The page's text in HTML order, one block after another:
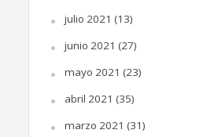
julio 2021 (13)
junio 2021 (27)
mayo 2021 (23)
abril 2021 (35)
marzo 2021 (31)